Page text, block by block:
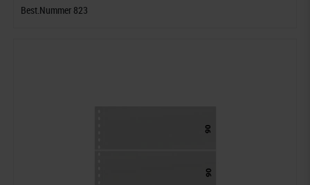
Best.Nummer 823